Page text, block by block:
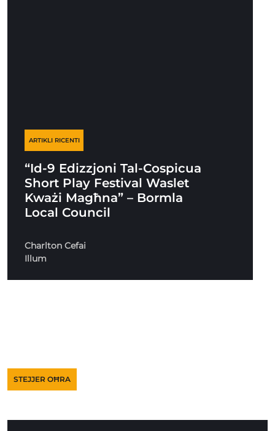
ARTIKLI RICENTI
“Id-9 Edizzjoni Tal-Cospicua
Short Play Festival Waslet
Kważi Magħna” – Bormla
Local Council
Charlton Cefai
Illum
STEJJER OĦRA